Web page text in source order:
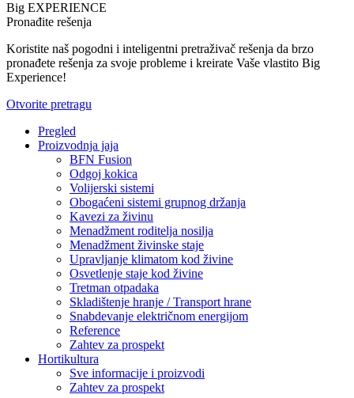
Big EXPERIENCE
Pronađite rešenja
Koristite naš pogodni i inteligentni pretraživač rešenja da brzo
pronađete rešenja za svoje probleme i kreirate Vaše vlastito Big
Experience!
Otvorite pretragu
Pregled
Proizvodnja jaja
BFN Fusion
Odgoj kokica
Volijerski sistemi
Obogaćeni sistemi grupnog držanja
Kavezi za živinu
Menadžment roditelja nosilja
Menadžment živinske staje
Upravljanje klimatom kod živine
Osvetlenje staje kod živine
Tretman otpadaka
Skladištenje hranje / Transport hrane
Snabdevanje električnom energijom
Reference
Zahtev za prospekt
Hortikultura
Sve informacije i proizvodi
Zahtev za prospekt